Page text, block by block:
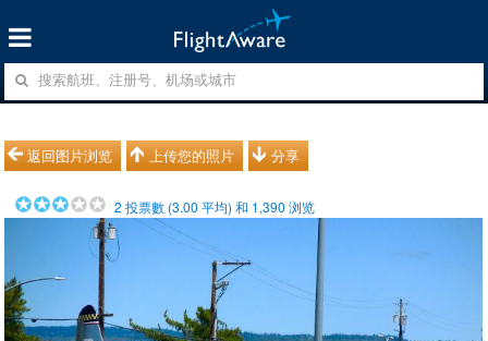
返回图片浏览 上传您的照片 分享
2 投票數 (3.00 平均) 和 1,390 浏览